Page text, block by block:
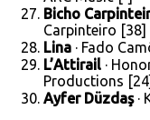
Bicho
Carpinteiro [38]
Lina · Fado
L’Attirail ·
Productions [24]
Ayfer Düzdaş·